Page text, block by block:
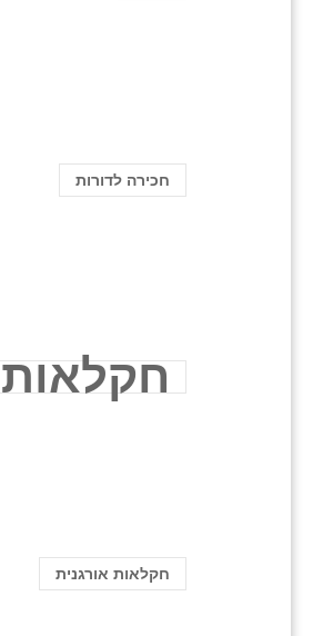
חכירה לדורות
חקלאות
חקלאות אורגנית